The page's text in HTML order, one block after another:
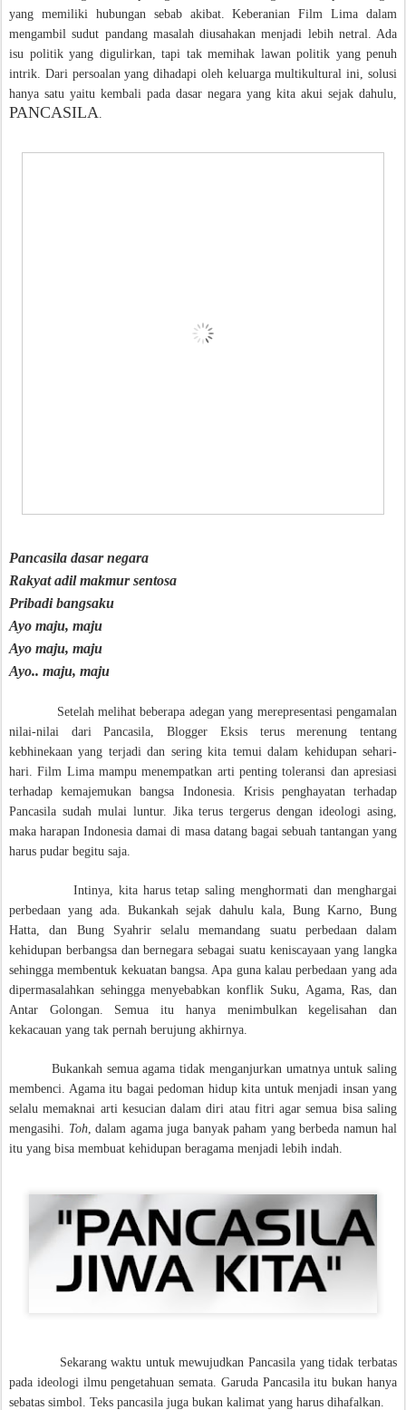
yang memiliki hubungan sebab akibat. Keberanian Film Lima dalam
mengambil sudut pandang masalah diusahakan menjadi lebih netral. Ada
isu politik yang digulirkan, tapi tak memihak lawan politik yang penuh
intrik. Dari persoalan yang dihadapi oleh keluarga multikultural ini, solusi
hanya satu yaitu kembali pada dasar negara yang kita akui sejak dahulu,
PANCASILA
Pancasila dasar negara
Rakyat adil makmur sentosa
Pribadi bangsaku
Ayo maju, maju
Ayo maju, maju
Ayo.. maju, maju
Setelah melihat beberapa adegan yang merepresentasi pengamalan
nilai-nilai dari Pancasila, Blogger Eksis terus merenung tentang
kebhinekaan yang terjadi dan sering kita temui dalam kehidupan sehari-
hari. Film Lima mampu menempatkan arti penting toleransi dan apresiasi
terhadap kemajemukan bangsa Indonesia. Krisis penghayatan terhadap
Pancasila sudah mulai luntur. Jika terus tergerus dengan ideologi asing,
maka harapan Indonesia damai di masa datang bagai sebuah tantangan yang
harus pudar begitu saja.
Intinya, kita harus tetap saling menghormati dan menghargai
perbedaan yang ada. Bukankah sejak dahulu kala, Bung Karno, Bung
Hatta, dan Bung Syahrir selalu memandang suatu perbedaan dalam
kehidupan berbangsa dan bernegara sebagai suatu keniscayaan yang langka
sehingga membentuk kekuatan bangsa. Apa guna kalau perbedaan yang ada
dipermasalahkan sehingga menyebabkan konflik Suku, Agama, Ras, dan
Antar Golongan. Semua itu hanya menimbulkan kegelisahan dan
kekacauan yang tak pernah berujung akhirnya.
Bukankah semua agama tidak menganjurkan umatnya untuk saling
membenci. Agama itu bagai pedoman hidup kita untuk menjadi insan yang
selalu memaknai arti kesucian dalam diri atau fitri agar semua bisa saling
mengasihi. Toh, dalam agama juga banyak paham yang berbeda namun hal
itu yang bisa membuat kehidupan beragama menjadi lebih indah.
Sekarang waktu untuk mewujudkan Pancasila yang tidak terbatas
pada ideologi ilmu pengetahuan semata. Garuda Pancasila itu bukan hanya
sebatas simbol. Teks pancasila juga bukan kalimat yang harus dihafalkan.